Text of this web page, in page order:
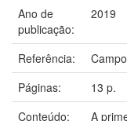
Ano de
publicação:
2019
Referência:
Páginas:
13 p.
Conteúdo:
A